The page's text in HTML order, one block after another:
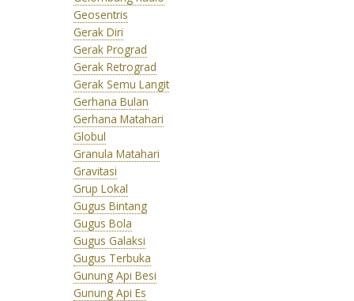
Geosentris
Gerak Diri
Gerak Prograd
Gerak Retrograd
Gerak Semu Langit
Gerhana Bulan
Gerhana Matahari
Globul
Granula Matahari
Gravitasi
Grup Lokal
Gugus Bintang
Gugus Bola
Gugus Galaksi
Gugus Terbuka
Gunung Api Besi
Gunung Api Es